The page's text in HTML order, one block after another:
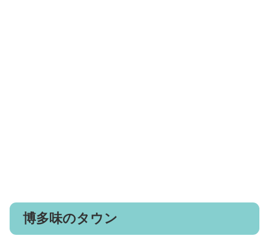
博多味のタウン